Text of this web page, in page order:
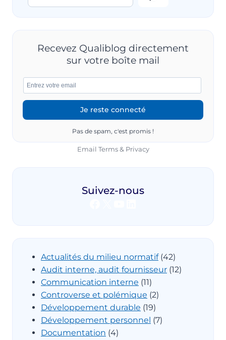
Recevez Qualiblog directement
sur votre boîte mail
Pas de spam, c'est promis !
Email Terms& Privacy
Suivez-nous
Actualités du milieu normatif(42)
Audit interne, audit fournisseur (12)
Communication interne (11)
Controverse et polémique (2)
Développement durable (19)
Développement personnel (7)
Documentation (4)